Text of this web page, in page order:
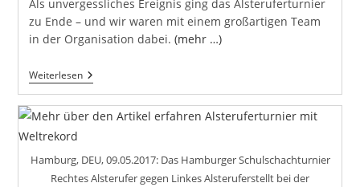
Als unvergessliches Ereignis ging das Alsteruferturnier
zu Ende – und wir waren mit einem großartigen Team
in der Organisation dabei. (mehr …)
WeiterlesenWir
Beim
Hamburg, DEU, 09.05.2017: Das Hamburger Schulschachturnier
Rechtes Alsterufer gegen Linkes Alsteruferstellt bei der